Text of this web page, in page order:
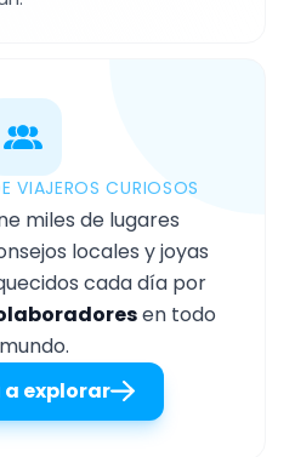
VIAJEROS CURIOSOS
miles de lugares
locales y joyas
cada día por
en todo
a explorar